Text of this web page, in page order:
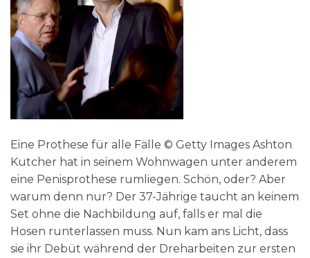
Eine Prothese für alle Fälle © Getty Images Ashton
Kutcher hat in seinem Wohnwagen unter anderem
eine Penisprothese rumliegen. Schön, oder? Aber
warum denn nur? Der 37-Jährige taucht an keinem
Set ohne die Nachbildung auf, falls er mal die
Hosen runterlassen muss. Nun kam ans Licht, dass
sie ihr Debüt während der Dreharbeiten zur ersten